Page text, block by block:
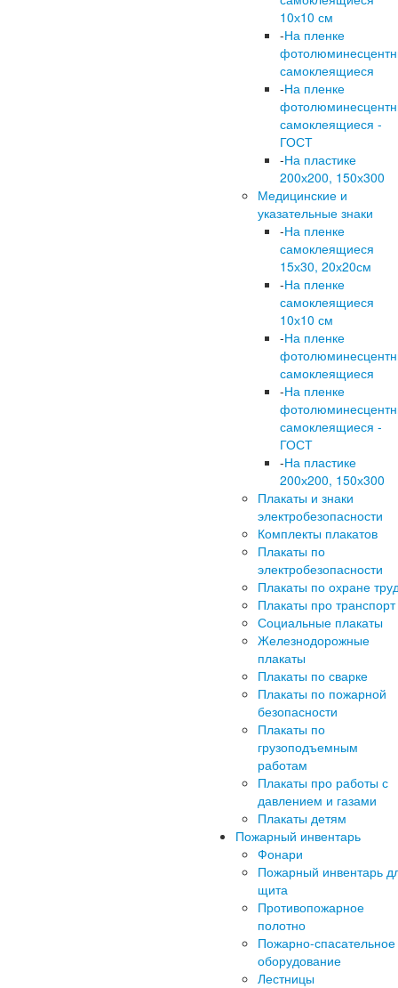
10х10 см
-На пленке
самоклеящиеся
-На пленке
самоклеящиеся -
ГОСТ
-На пластике
200х200, 150х300
Медицинские и
указательные знаки
-На пленке
самоклеящиеся
15х30, 20х20см
-На пленке
самоклеящиеся
10х10 см
-На пленке
самоклеящиеся
-На пленке
самоклеящиеся -
ГОСТ
-На пластике
200х200, 150х300
Плакаты и знаки
электробезопасности
Комплекты плакатов
Плакаты по
электробезопасности
Плакаты по охране
Плакаты про транспорт
Социальные плакаты
Железнодорожные
плакаты
Плакаты по сварке
Плакаты по пожарной
безопасности
Плакаты по
грузоподъемным
работам
Плакаты про работы с
давлением и газами
Плакаты детям
Пожарный инвентарь
Фонари
Пожарный инвентарь
щита
Противопожарное
полотно
Пожарно-спасательное
оборудование
Лестницы